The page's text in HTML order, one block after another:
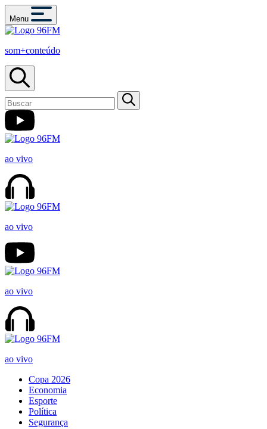
Menu
som+conteúdo
ao vivo
ao vivo
ao vivo
ao vivo
Copa 2026
Economia
Esporte
Política
Segurança